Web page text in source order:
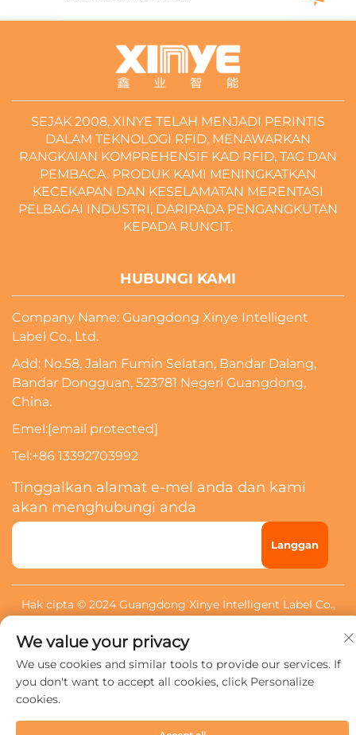
SEJAK 2008, XINYE TELAH MENJADI PERINTIS
DALAM TEKNOLOGI RFID, MENAWARKAN
RANGKAIAN KOMPREHENSIF KAD RFID, TAG DAN
PEMBACA. PRODUK KAMI MENINGKATKAN
KECEKAPAN DAN KESELAMATAN MERENTASI
PELBAGAI INDUSTRI, DARIPADA PENGANGKUTAN
KEPADA RUNCIT.
HUBUNGI KAMI
Company Name: Guangdong Xinye Intelligent
Label Co., Ltd.
Add: No.58, Jalan Fumin Selatan, Bandar Dalang,
Bandar Dongguan, 523781 Negeri Guangdong,
China.
Emel:[email protected]
Tel:+86 13392703992
Tinggalkan alamat e-mel anda dan kami
akan menghubungi anda
Langgan
Hak cipta © 2024 Guangdong Xinye Intelligent Label Co.,
Ltd. Semua hak tertahan. Dasar Privasi
We value your privacy
We use cookies and similar tools to provide our services. If
you don't want to accept all cookies, click Personalize
cookies.